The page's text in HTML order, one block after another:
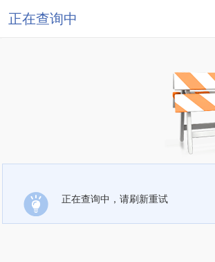
正在查询中
正在查询中，请刷新重试